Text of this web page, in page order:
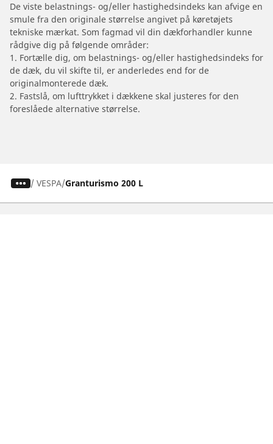
De viste belastnings- og/eller hastighedsindeks kan afvige en
smule fra den originale størrelse angivet på køretøjets
tekniske mærkat. Som fagmad vil din dækforhandler kunne
rådgive dig på følgende områder:
1. Fortælle dig, om belastnings- og/eller hastighedsindeks for
de dæk, du vil skifte til, er anderledes end for de
originalmonterede dæk.
2. Fastslå, om lufttrykket i dækkene skal justeres for den
foreslåede alternative størrelse.
/ VESPA Granturismo 200 L